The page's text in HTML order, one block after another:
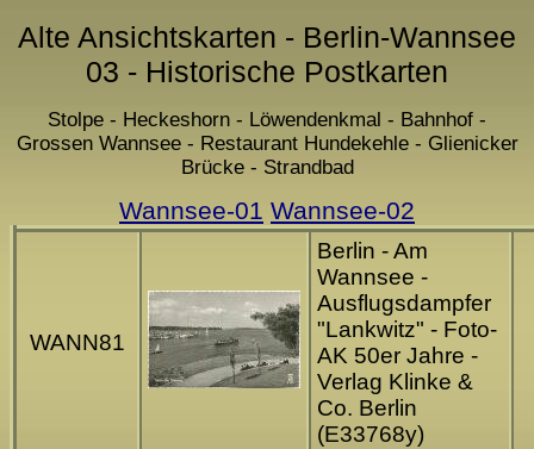
Alte Ansichtskarten - Berlin-Wannsee
03 - Historische Postkarten
Stolpe - Heckeshorn - Löwendenkmal - Bahnhof -
Grossen Wannsee - Restaurant Hundekehle - Glienicker
Brücke - Strandbad
Wannsee-01 Wannsee-02
WANN81
Berlin - Am
Wannsee -
Ausflugsdampfer
"Lankwitz" - Foto-
AK 50er Jahre -
Verlag Klinke &
Co. Berlin
(E33768y)